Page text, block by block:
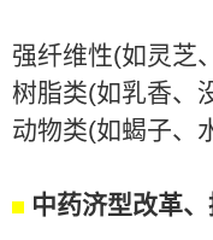
强纤维性(如灵
树脂类(如乳香
动物类(如蝎子
中药济型改革